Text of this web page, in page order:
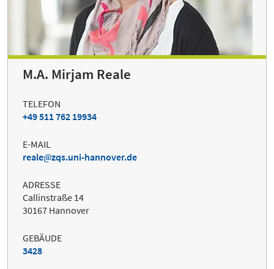
M.A. Mirjam Reale
TELEFON
+49 511 762 19934
E-MAIL
reale
zqs.uni-hannover.de
ADRESSE
Callinstraße 14
30167 Hannover
GEBÄUDE
3428